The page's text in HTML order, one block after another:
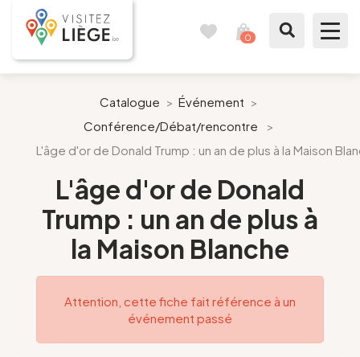
0
Comme un Liégeois
Préparer mon séjour
Nos suggestions
Pays de Liège
Presse
Catalogue > Événement >
Conférence/Débat/rencontre
>
L'âge d'or de Donald Trump : un an de plus à la Maison
L'âge d'or de Donald
Trump : un an de plus à
la Maison Blanche
Attention, cette fiche fait référence à un
événement passé